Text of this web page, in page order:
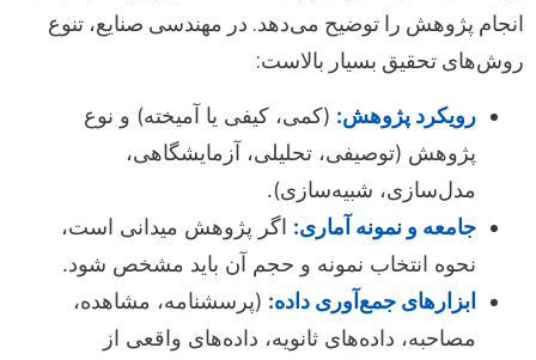
انجام پژوهش را توضیح می‌دهد. در مهندسی صنایع، تنوع
روش‌های تحقیق بسیار بالاست:
رویکرد پژوهش: (کمی، کیفی یا آمیخته) و نوع
پژوهش (توصیفی، تحلیلی، آزمایشگاهی،
مدل‌سازی، شبیه‌سازی).
جامعه و نمونه آماری: اگر پژوهش میدانی است،
نحوه انتخاب نمونه و حجم آن باید مشخص شود.
ابزارهای جمع‌آوری داده: (پرسشنامه، مشاهده،
مصاحبه، داده‌های ثانویه، داده‌های واقعی از